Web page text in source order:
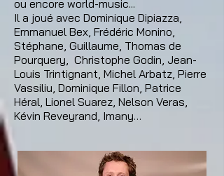
ou encore world-music...
Il a joué avec Dominique Dipiazza,
Emmanuel Bex, Frédéric Monino,
Stéphane, Guillaume, Thomas de
Pourquery, Christophe Godin, Jean-
Louis Trintignant, Michel Arbatz, Pierre
Vassiliu, Dominique Fillon, Patrice
Héral, Lionel Suarez, Nelson Veras,
Kévin Reveyrand, Imany…